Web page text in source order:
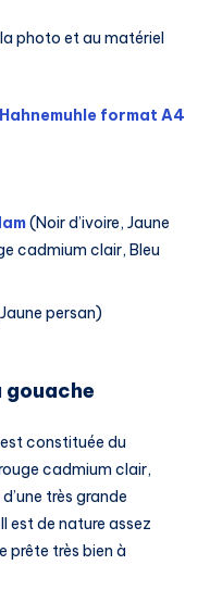
photo et au matériel
format A4
(Noir d’ivoire, Jaune
cadmium clair, Bleu
persan)
gouache
constituée du
cadmium clair,
très grande
est de nature assez
prête très bien à